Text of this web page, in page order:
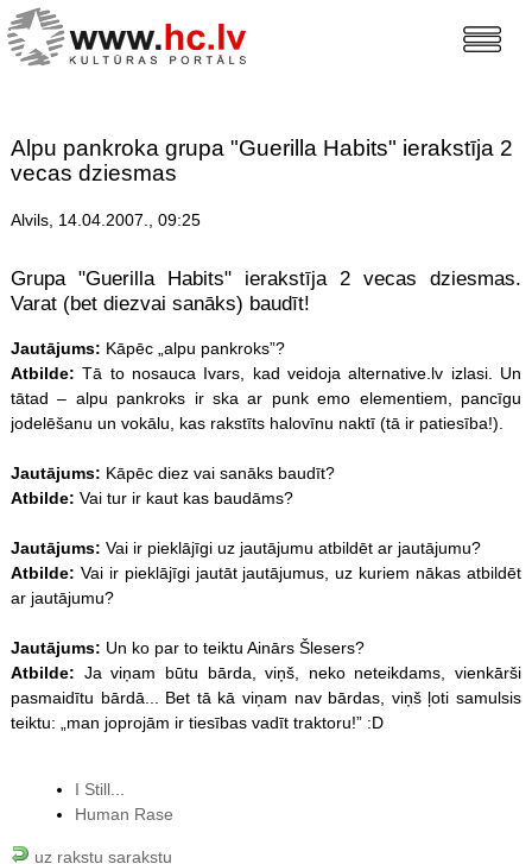
Alpu pankroka grupa "Guerilla Habits" ierakstīja 2
vecas dziesmas
Alvils, 14.04.2007., 09:25
Grupa "Guerilla Habits" ierakstīja 2 vecas dziesmas.
Varat (bet diezvai sanāks) baudīt!
Jautājums: Kāpēc „alpu pankroks”?
Atbilde: Tā to nosauca Ivars, kad veidoja alternative.lv izlasi. Un
tātad – alpu pankroks ir ska ar punk emo elementiem, pancīgu
jodelēšanu un vokālu, kas rakstīts halovīnu naktī (tā ir patiesība!).
Jautājums: Kāpēc diez vai sanāks baudīt?
Atbilde: Vai tur ir kaut kas baudāms?
Jautājums: Vai ir pieklājīgi uz jautājumu atbildēt ar jautājumu?
Atbilde: Vai ir pieklājīgi jautāt jautājumus, uz kuriem nākas atbildēt
ar jautājumu?
Jautājums: Un ko par to teiktu Ainārs Šlesers?
Atbilde: Ja viņam būtu bārda, viņš, neko neteikdams, vienkārši
pasmaidītu bārdā... Bet tā kā viņam nav bārdas, viņš ļoti samulsis
teiktu: „man joprojām ir tiesības vadīt traktoru!” :D
I Still...
Human Rase
uz rakstu sarakstu